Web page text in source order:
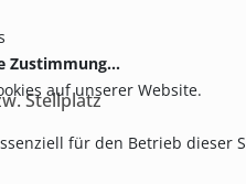
Stellplatz
Zustimmung...
auf unserer Website.
für den Betrieb